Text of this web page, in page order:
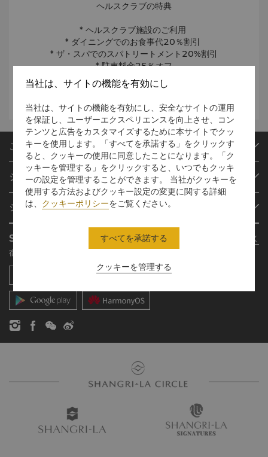
ヘルスクラブの特典
* ヘルスクラブ施設のご利用
* ダイニングでのお食事代20％割引
* ザ・スパでのスパトリートメント20%割引
* 駐車料金25％オフ
* ランドリーおよびドライクリーニングサービス20%割引
ご予約
目的地
ご予約の検索
ミーティング＆イベント
レストラン＆バー
シャングリ・ラ サークル
プログラム概要
シャングリ・ラ サークルに入会
よくあるお問合せや質問
SLCに関するお問い合わせ
シャングリ・ラ グループ
シャングリ・ラ グループについて
シャングリ・ラ ブランド
シャングリ・ラ センター
お問い合わせ
採用情報
企業の社会的責任
Shangri-La Circle App
さらに詳しく
宿泊、食事、買物を どこでも
当社は、サイトの機能を有効にし
当社は、サイトの機能を有効にし、安全なサイトの運用
を保証し、ユーザーエクスペリエンスを向上させ、コン
テンツと広告をカスタマイズするために本サイトでクッ
キーを使用します。「すべてを承諾する」をクリックす
ると、クッキーの使用に同意したことになります。「ク
ッキーを管理する」をクリックすると、いつでもクッキ
ーの設定を管理することができます。 当社がクッキーを
使用する方法およびクッキー設定の変更に関する詳細
は、 クッキーポリシーをご覧ください。
クッキーを管理する
すべてを承諾する